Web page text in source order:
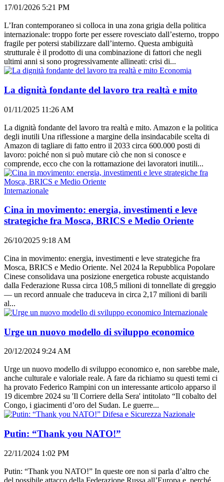
17/01/2026 5:21 PM
L’Iran contemporaneo si colloca in una zona grigia della politica
internazionale: troppo forte per essere rovesciato dall’esterno, troppo
fragile per potersi stabilizzare dall’interno. Questa ambiguità
strutturale è il prodotto di una combinazione di fattori che negli
ultimi anni si sono progressivamente allineati: crisi di...
Economia
La dignità fondante del lavoro tra realtà e mito
01/11/2025 11:26 AM
La dignità fondante del lavoro tra realtà e mito. Amazon e la politica
degli inutili Una riflessione a margine della insindacabile scelta di
Amazon di tagliare di fatto entro il 2033 circa 600.000 posti di
lavoro: poiché non si può mutare ciò che non si conosce e
comprende, ecco che con la rottamazione dei lavoratori inutili...
Internazionale
Cina in movimento: energia, investimenti e leve
strategiche fra Mosca, BRICS e Medio Oriente
26/10/2025 9:18 AM
Cina in movimento: energia, investimenti e leve strategiche fra
Mosca, BRICS e Medio Oriente. Nel 2024 la Repubblica Popolare
Cinese consolidava una posizione energetica robuste acquistando
dalla Federazione Russa circa 108,5 milioni di tonnellate di greggio
— un record annuale che traduceva in circa 2,17 milioni di barili
al...
Internazionale
Urge un nuovo modello di sviluppo economico
20/12/2024 9:24 AM
Urge un nuovo modello di sviluppo economico e, non sarebbe male,
anche culturale e valoriale reale. A fare da richiamo su questi temi ci
ha provato Federico Rampini con un interessante articolo apparso il
19 dicembre 2024 su 'Il Corriere della Sera' intitolato “Il cobalto del
Congo, i giacimenti d’oro del Sudan. Le guerre...
Difesa e Sicurezza Nazionale
Putin: “Thank you NATO!”
22/11/2024 1:02 PM
Putin: “Thank you NATO!” In queste ore non si parla d’altro che
del possibile attacco della Federazione Russa all’Europa e, perché